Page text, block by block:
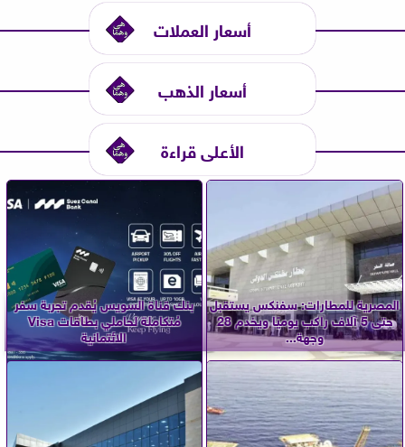
أسعار العملات
أسعار الذهب
الأعلى قراءة
المصرية للمطارات: سفنكس يستقبل
حتى 5 آلاف راكب يوميًا ويخدم 28
وجهة...
بنك قناة السويس يُقدم تجربة سفر
مُتكاملة لحاملي بطاقات Visa
الائتمانية